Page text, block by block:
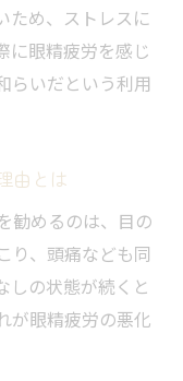
ため、ストレスに
に眼精疲労を感じ
らいだという利用
由とは
勧めるのは、目の
り、頭痛なども同
しの状態が続くと
が眼精疲労の悪化